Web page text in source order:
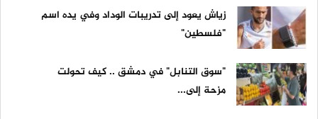
زياش يعود إلى تدريبات الوداد وفي يده اسم
"فلسطين"
"سوق التنابل" في دمشق .. كيف تحولت
مزحة إلى...